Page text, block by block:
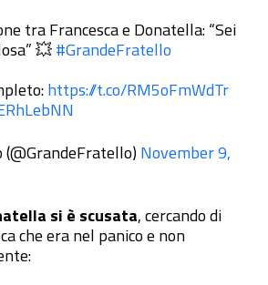
tra Francesca e Donatella: “Sei
💥#GrandeFratello
https://t.co/RM5oFmWdTr
November 9,
si è scusata, cercando di
che era nel panico e non